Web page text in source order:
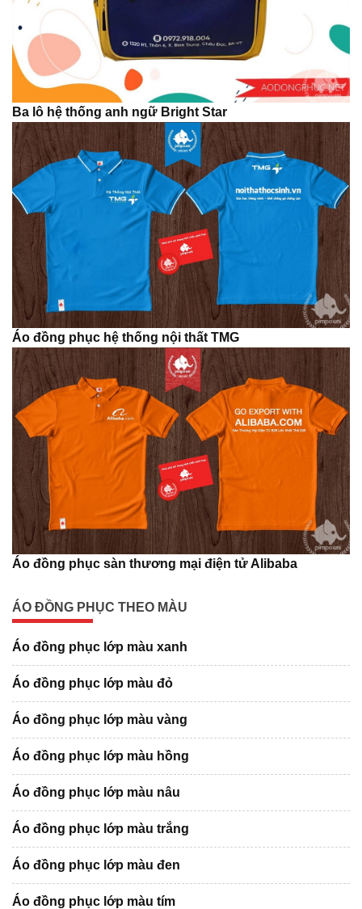
Ba lô hệ thống anh ngữ Bright Star
Áo đồng phục hệ thống nội thất TMG
Áo đồng phục sàn thương mại điện tử Alibaba
ÁO ĐỒNG PHỤC THEO MÀU
Áo đồng phục lớp màu xanh
Áo đồng phục lớp màu đỏ
Áo đồng phục lớp màu vàng
Áo đồng phục lớp màu hồng
Áo đồng phục lớp màu nâu
Áo đồng phục lớp màu trắng
Áo đồng phục lớp màu đen
Áo đồng phục lớp màu tím